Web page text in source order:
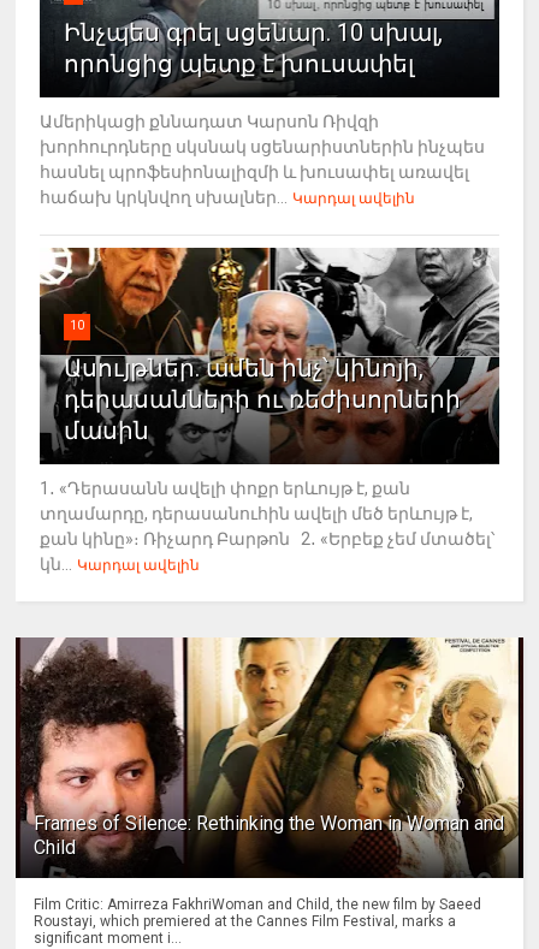
Ինչպես գրել սցենար. 10 սխալ,
որոնցից պետք է խուսափել
Ամերիկացի քննադատ Կարսոն Ռիվզի
խորհուրդները սկսնակ սցենարիստներին ինչպես
հասնել պրոֆեսիոնալիզմի և խուսափել առավել
հաճախ կրկնվող սխալներ...
Կարդալ ավելին
10
Ասույթներ. ամեն ինչ՝ կինոյի,
դերասանների ու ռեժիսորների
մասին
1․ «Դերասանն ավելի փոքր երևույթ է, քան
տղամարդը, դերասանուհին ավելի մեծ երևույթ է,
քան կինը»։ Ռիչարդ Բարթոն 2․ «Երբեք չեմ մտածել՝
կն...
Կարդալ ավելին
Frames of Silence: Rethinking the Woman in Woman and
Child
Film Critic: Amirreza FakhriWoman and Child, the new film by Saeed
Roustayi, which premiered at the Cannes Film Festival, marks a
significant moment i...